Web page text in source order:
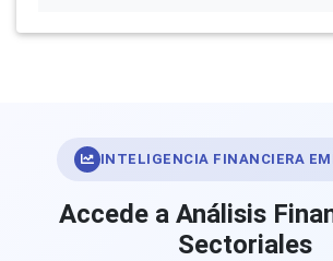
INTELIGENCIA FINANCIERA
Accede a Análisis
Sectoriales